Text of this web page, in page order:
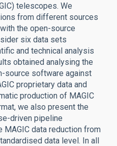
telescopes. We
from different sources
the open-source
six data sets
and technical analysis
obtained analysing the
source software against
proprietary data and
production of MAGIC
we also present the
driven pipeline
data reduction from
data level. In all